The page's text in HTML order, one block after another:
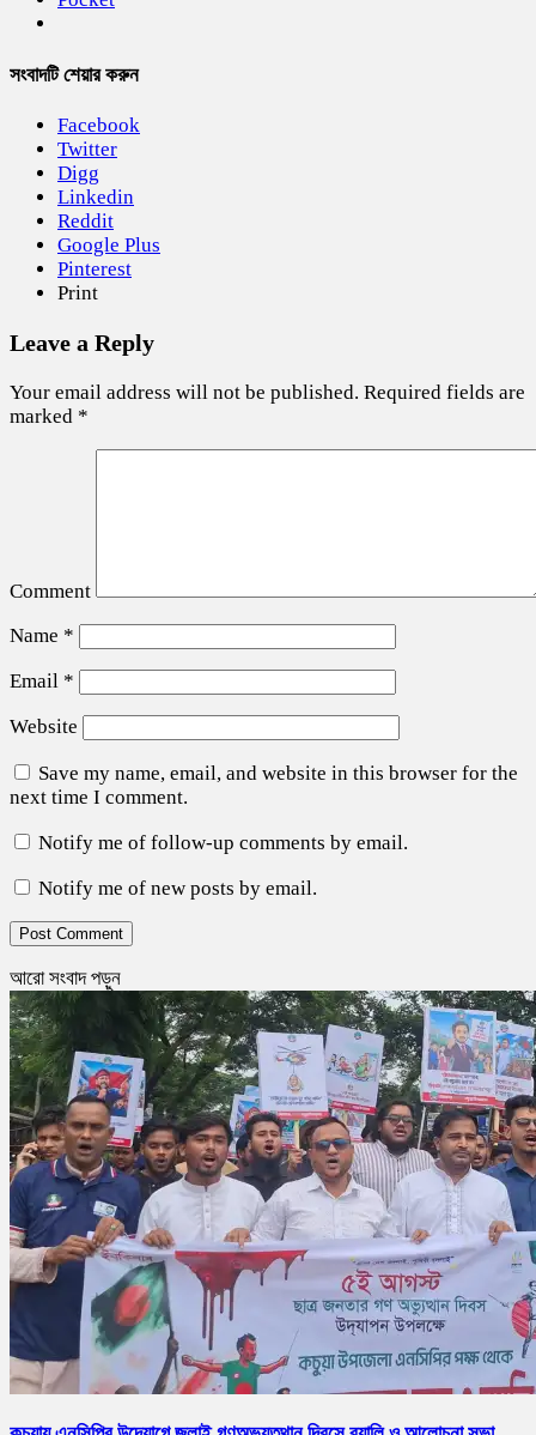
সংবাদটি শেয়ার করুন
Facebook
Twitter
Digg
Linkedin
Reddit
Google Plus
Pinterest
Print
Leave a Reply
Your email address will not be published. Required fields are
marked *
Comment
Name *
Email *
Website
Save my name, email, and website in this browser for the
next time I comment.
Notify me of follow-up comments by email.
Notify me of new posts by email.
আরো সংবাদ পড়ুন